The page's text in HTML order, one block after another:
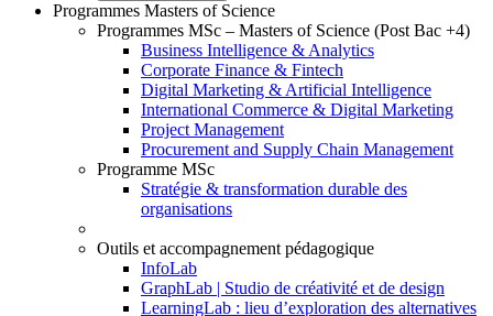
Programmes Masters of Science
Programmes MSc – Masters of Science (Post Bac +4)
Business Intelligence & Analytics
Corporate Finance & Fintech
Digital Marketing & Artificial Intelligence
International Commerce & Digital Marketing
Project Management
Procurement and Supply Chain Management
Programme MSc
Stratégie & transformation durable des
organisations
Outils et accompagnement pédagogique
InfoLab
GraphLab | Studio de créativité et de design
LearningLab : lieu d’exploration des alternatives